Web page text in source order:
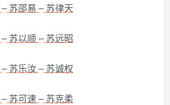
–苏邵易 –苏律天
–苏以顺–苏远昭
–苏乐汝–苏诚权
–苏可速–苏克柔